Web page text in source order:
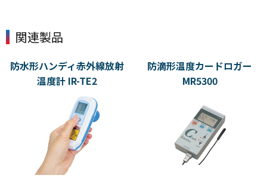
関連製品
防水形ハンディ赤外線放射
温度計 IR-TE2
防滴形温度カードロガー
MR5300